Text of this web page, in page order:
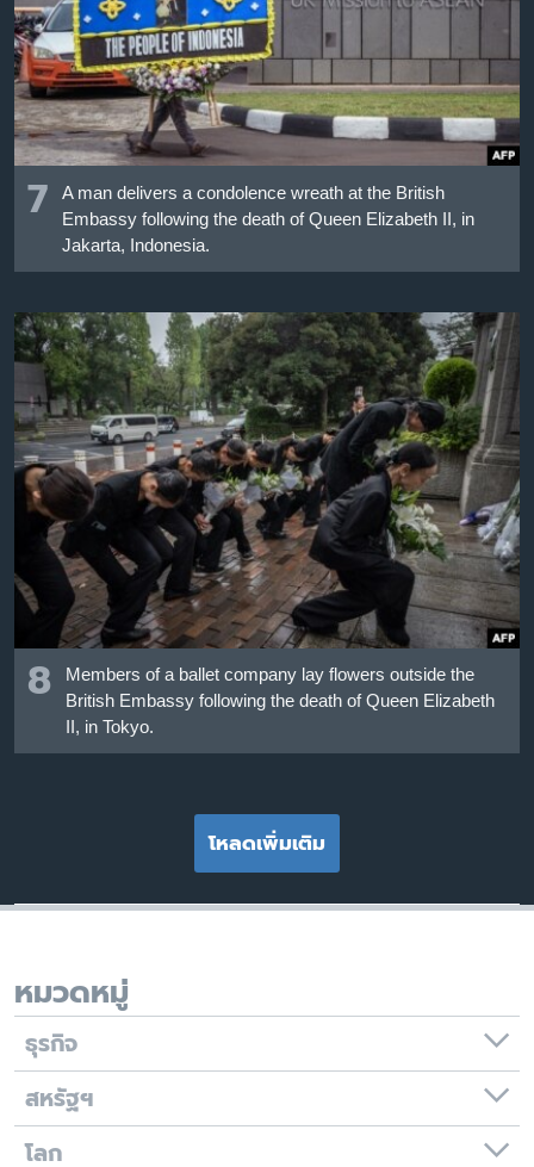
7
A man delivers a condolence wreath at the British
Embassy following the death of Queen Elizabeth II, in
Jakarta, Indonesia.
8
Members of a ballet company lay flowers outside the
British Embassy following the death of Queen Elizabeth
II, in Tokyo.
โหลดเพิ่มเติม
หมวดหมู่
ธุรกิจ
สหรัฐฯ
โลก